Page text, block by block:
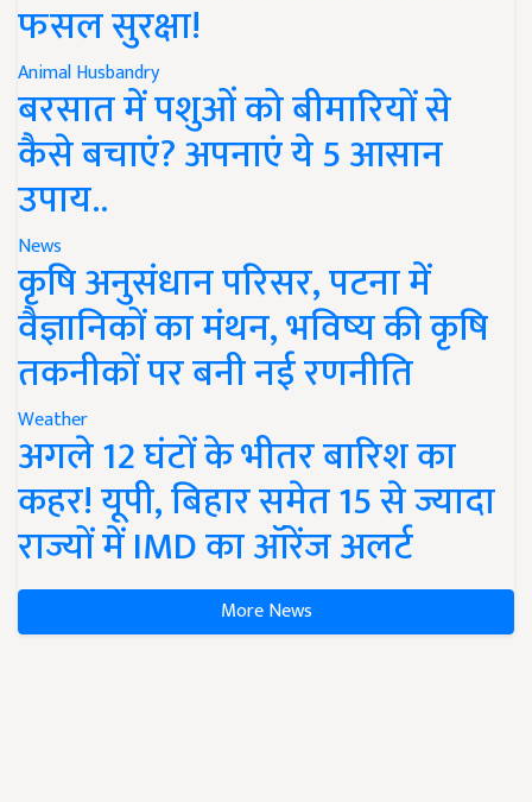
फसल सुरक्षा!
Animal Husbandry
बरसात में पशुओं को बीमारियों से
कैसे बचाएं? अपनाएं ये 5 आसान
उपाय..
News
कृषि अनुसंधान परिसर, पटना में
वैज्ञानिकों का मंथन, भविष्य की कृषि
तकनीकों पर बनी नई रणनीति
Weather
अगले 12 घंटों के भीतर बारिश का
कहर! यूपी, बिहार समेत 15 से ज्यादा
राज्यों में IMD का ऑरेंज अलर्ट
More News